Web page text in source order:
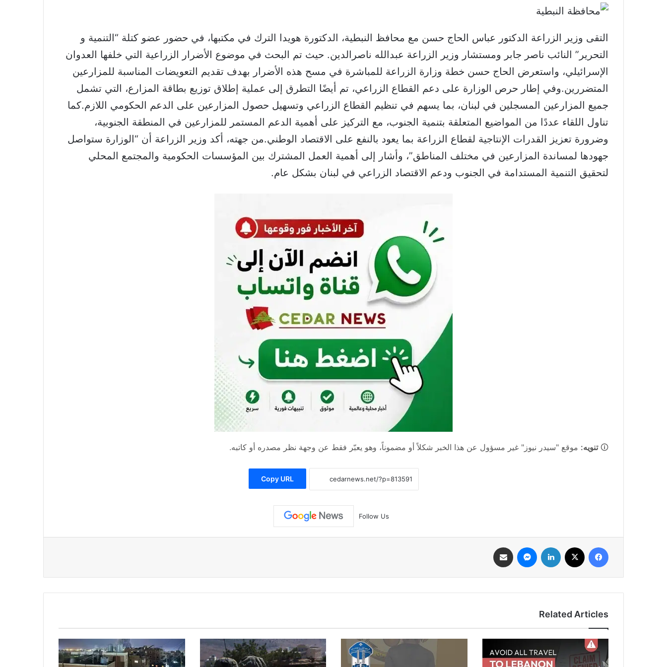
التقى وزير الزراعة الدكتور عباس الحاج حسن مع محافظ النبطية، الدكتورة هويدا الترك في مكتبها، في حضور عضو كتلة “التنمية و
التحرير” النائب ناصر جابر ومستشار وزير الزراعة عبدالله ناصرالدين. حيث تم البحث في موضوع الأضرار الزراعية التي خلفها العدوان
الإسرائيلي، واستعرض الحاج حسن خطة وزارة الزراعة للمباشرة في مسح هذه الأضرار بهدف تقديم التعويضات المناسبة للمزارعين
المتضررين.وفي إطار حرص الوزارة على دعم القطاع الزراعي، تم أيضًا التطرق إلى عملية إطلاق توزيع بطاقة المزارع، التي تشمل
جميع المزارعين المسجلين في لبنان، بما يسهم في تنظيم القطاع الزراعي وتسهيل حصول المزارعين على الدعم الحكومي اللازم.كما
تناول اللقاء عددًا من المواضيع المتعلقة بتنمية الجنوب، مع التركيز على أهمية الدعم المستمر للمزارعين في المنطقة الجنوبية،
وضرورة تعزيز القدرات الإنتاجية لقطاع الزراعة بما يعود بالنفع على الاقتصاد الوطني.من جهته، أكد وزير الزراعة أن “الوزارة ستواصل
جهودها لمساندة المزارعين في مختلف المناطق”، وأشار إلى أهمية العمل المشترك بين المؤسسات الحكومية والمجتمع المحلي
لتحقيق التنمية المستدامة في الجنوب ودعم الاقتصاد الزراعي في لبنان بشكل عام.
🛈تنويه: موقع "سيدر نيوز" غير مسؤول عن هذا الخبر شكلاً أو مضموناً، وهو يعبّر فقط عن وجهة نظر مصدره أو كاتبه.
Copy URL
Follow Us
فيسبوك لينكدإن ماسنجر
Related Articles